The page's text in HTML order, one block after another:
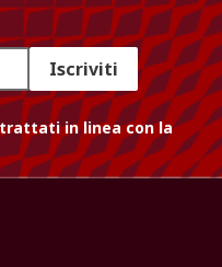
Iscriviti
in linea con la